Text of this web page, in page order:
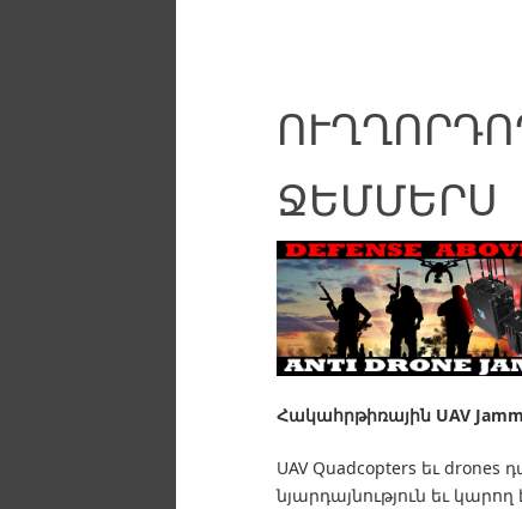
ՋԵՄՄԵՐՍ
Հակահրթիռային UAV
UAV Quadcopters եւ drones
նյարդայնություն եւ